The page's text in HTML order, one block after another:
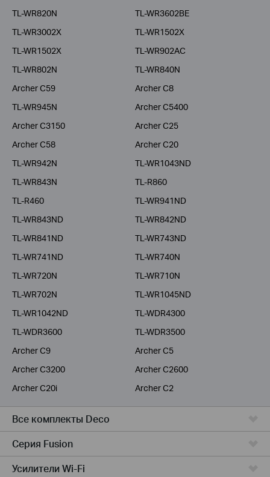
TL-WR820N
TL-WR3602BE
TL-WR3002X
TL-WR1502X
TL-WR1502X
TL-WR902AC
TL-WR802N
TL-WR840N
Archer C59
Archer C8
TL-WR945N
Archer C5400
Archer C3150
Archer C25
Archer C58
Archer C20
TL-WR942N
TL-WR1043ND
TL-WR843N
TL-R860
TL-R460
TL-WR941ND
TL-WR843ND
TL-WR842ND
TL-WR841ND
TL-WR743ND
TL-WR741ND
TL-WR740N
TL-WR720N
TL-WR710N
TL-WR702N
TL-WR1045ND
TL-WR1042ND
TL-WDR4300
TL-WDR3600
TL-WDR3500
Archer C9
Archer C5
Archer C3200
Archer C2600
Archer C20i
Archer C2
Все комплекты Deco
Серия Fusion
Усилители Wi-Fi